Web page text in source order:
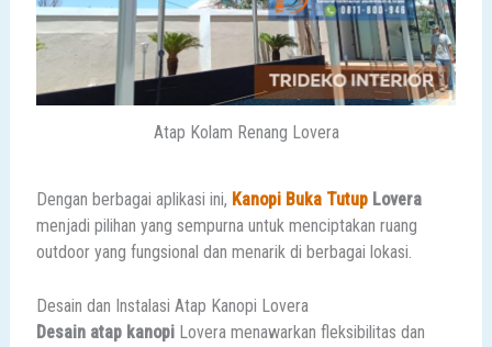
Atap Kolam Renang Lovera
Dengan berbagai aplikasi ini, Kanopi Buka TutupLovera
menjadi pilihan yang sempurna untuk menciptakan ruang
outdoor yang fungsional dan menarik di berbagai lokasi.
Desain dan Instalasi Atap Kanopi Lovera
Desain atap kanopiLovera menawarkan fleksibilitas dan